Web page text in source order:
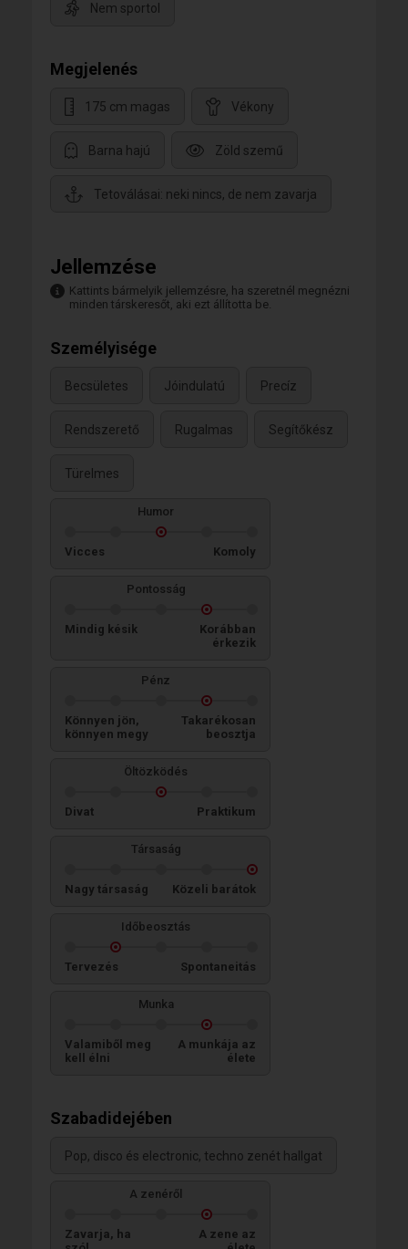
Nem sportol
Megjelenés
175 cm magas Vékony
Barna hajú Zöld szemű
Tetoválásai: neki nincs, de nem zavarja
Jellemzése
Kattints bármelyik jellemzésre, ha szeretnél megnézni
minden társkeresőt, aki ezt állította be.
Személyisége
Becsületes Jóindulatú Precíz
Rendszerető Rugalmas Segítőkész
Türelmes
Humor
Vicces Komoly
Pontosság
Mindig késik
Korábban
érkezik
Pénz
Könnyen jön,
könnyen megy
Takarékosan
beosztja
Öltözködés
Divat Praktikum
Társaság
Nagy társaság Közeli barátok
Időbeosztás
Tervezés Spontaneitás
Munka
Valamiből meg
kell élni
A munkája az
élete
Szabadidejében
Pop, disco és electronic, techno zenét hallgat
A zenéről
Zavarja, ha
A zene az